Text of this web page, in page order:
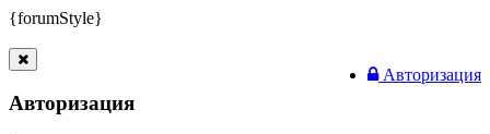
{forumStyle}
Авторизация
Авторизация